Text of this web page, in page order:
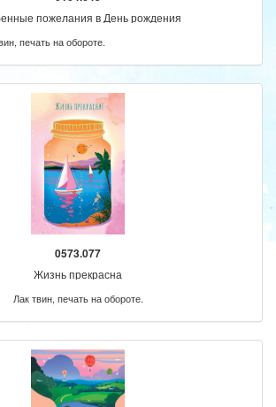
пожелания в День рождения
печать на обороте.
0573.077
Жизнь прекрасна
Лак твин, печать на обороте.